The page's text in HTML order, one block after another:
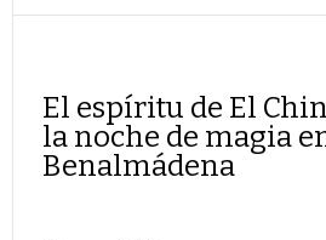
El espíritu de El
la noche de magia
Benalmádena